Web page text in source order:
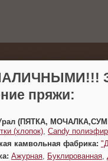
(383)
г.
пряжи:
Урал (ПЯТКА,
(хлопок) Candy
камвольная фабрика:
Ажурная Буклированная